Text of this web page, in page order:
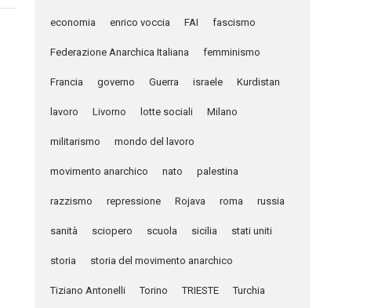
economia enrico voccia FAI fascismo
Federazione Anarchica Italiana femminismo
Francia governo Guerra israele Kurdistan
lavoro Livorno lotte sociali Milano
militarismo mondo del lavoro
movimento anarchico nato palestina
razzismo repressione Rojava roma russia
sanità sciopero scuola sicilia stati uniti
storia storia del movimento anarchico
Tiziano Antonelli Torino TRIESTE Turchia